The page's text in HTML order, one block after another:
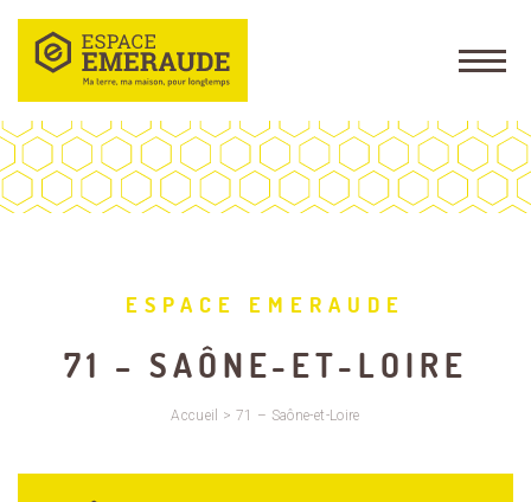
ESPACE EMERAUDE
71 – SAÔNE-ET-LOIRE
Accueil > 71 – Saône-et-Loire